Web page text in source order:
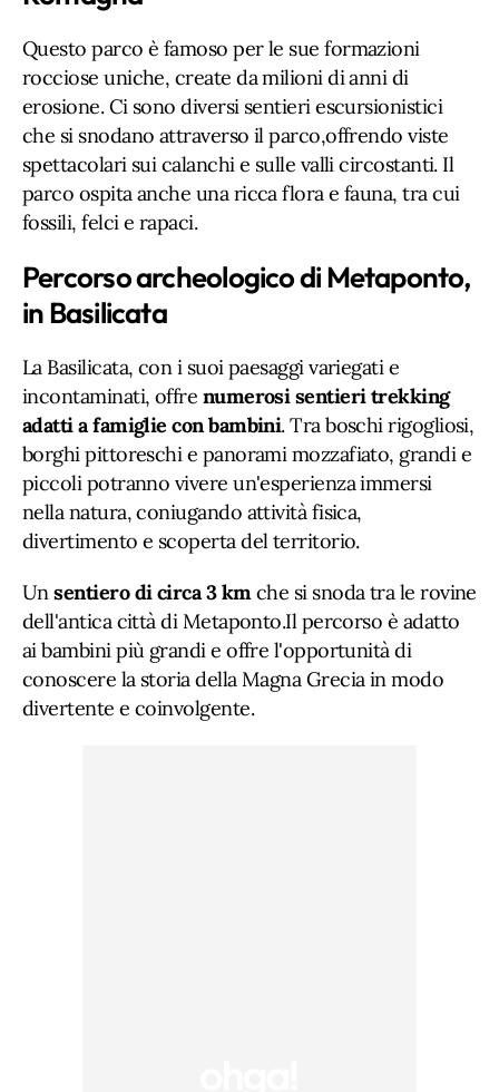
Questo parco è famoso per le sue formazioni
rocciose uniche, create da milioni di anni di
erosione. Ci sono diversi sentieri escursionistici
che si snodano attraverso il parco,offrendo viste
spettacolari sui calanchi e sulle valli circostanti. Il
parco ospita anche una ricca flora e fauna, tra cui
fossili, felci e rapaci.
Percorso archeologico di Metaponto,
in Basilicata
La Basilicata, con i suoi paesaggi variegati e
incontaminati, offre numerosi sentieri trekking
adatti a famiglie con bambini. Tra boschi rigogliosi,
borghi pittoreschi e panorami mozzafiato, grandi e
piccoli potranno vivere un'esperienza immersi
nella natura, coniugando attività fisica,
divertimento e scoperta del territorio.
Unsentiero di circa 3 kmche si snoda tra le rovine
dell'antica città di Metaponto.Il percorso è adatto
ai bambini più grandi e offre l'opportunità di
conoscere la storia della Magna Grecia in modo
divertente e coinvolgente.